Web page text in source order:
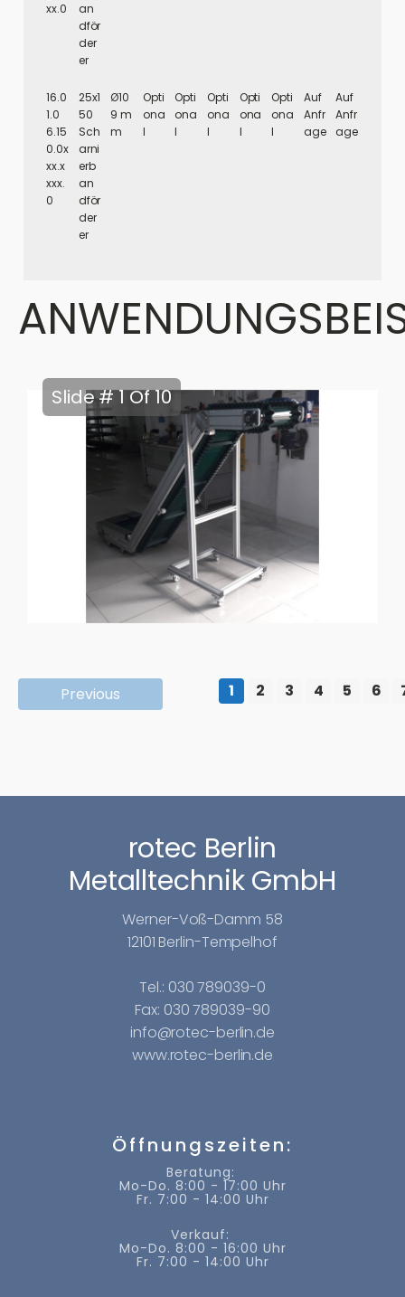
xx.0
an
dför
der
er
16.0
1.0
6.15
0.0x
xx.x
xxx.
0
25x1
50
Sch
arni
erb
an
dför
der
er​
Ø10
9 m
m
Opti
ona
l
Opti
ona
l
Opti
ona
l
Opti
ona
l
Opti
ona
l
Auf
Anfr
age
Auf
Anfr
age
Slide # 1 Of 10
Previous 1 2 3 4 5 6
rotec Berlin
Metalltechnik GmbH
Werner-Voß-Damm 58
12101 Berlin-Tempelhof
Tel.: 030 789039-0
Fax: 030 789039-90
info@rotec-berlin.de
www.rotec-berlin.de
Öffnungszeiten:
Beratung:
Mo-Do. 8:00 - 17:00 Uhr
Fr. 7:00 - 14:00 Uhr
Verkauf:
Mo-Do. 8:00 - 16:00 Uhr
Fr. 7:00 - 14:00 Uhr